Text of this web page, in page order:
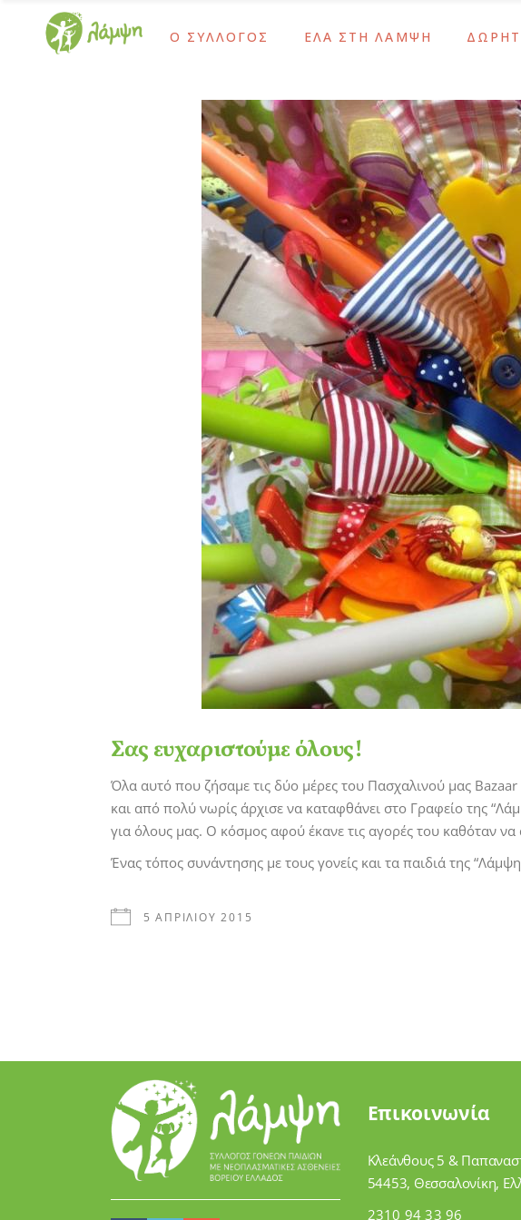
Ο ΣΥΛΛΟΓΟΣ
Ίδρυση και Σκοπός
Το Έργο Μας
Χρονολόγιο
Διοικητικό Συμβούλιο – Προσωπικό
Ψυχοκοινωνική Ομάδα
Ομάδα Δράμας
Οι Εθελοντές Μας
Καρκίνος Παιδικής-Εφηβικής Ηλικίας
Μετά τη Θεραπεία
ΕΛΑ ΣΤΗ ΛΑΜΨΗ
Ως Τακτικό Μέλος
Ως Αρωγό Μέλος
Γίνε Εθελοντής Μας
Ως Δότης Αιμοπεταλίων
Ως Δότης Μυελού Των Οστών
Με Εταιρικές Δράσεις ΕΚΕ
ΙΣΝ /
Χρονολόγιο
Διοικητικό Συμβούλιο – Προσωπικό
Ψυχοκοινωνική Ομάδα
Ομάδα Δράμας
Οι Εθελοντές Μας
Καρκίνος Παιδικής-Εφηβικής Ηλικίας
Μετά τη Θεραπεία
Γίνε Εθελοντής Μας
Ως Δότης Αιμοπεταλίων
Ως Δότης Μυελού Των Οστών
Με Εταιρικές Δράσεις ΕΚΕ
ΙΣΝ /
Σας ευχαριστούμε όλους!
Όλα αυτό που ζήσαμε τις δύο μέρες του Πασχαλινού μας
και από πολύ νωρίς άρχισε να καταφθάνει στο Γραφείο της
για όλους μας. Ο κόσμος αφού έκανε τις αγορές του καθόταν
Ένας τόπος συνάντησης με τους γονείς και τα παιδιά της
5 ΑΠΡΙΛΊΟΥ 2015
Επικοινωνία
Κλεάνθους 5 &
54453, Θεσσαλονίκη,
2310 94 33 96